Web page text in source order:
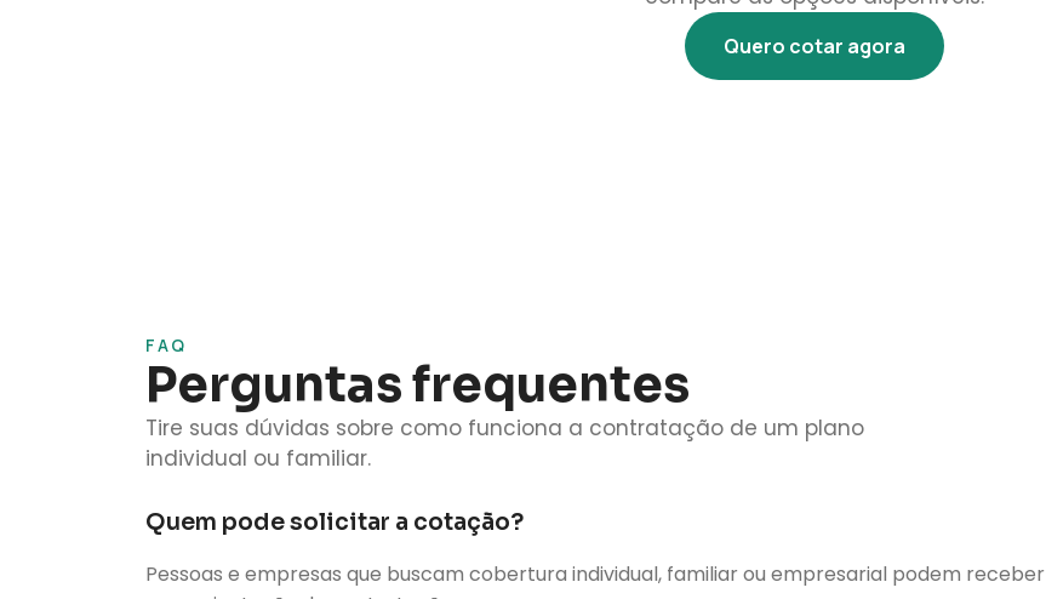
Quero cotar agora
FAQ
Perguntas frequentes
Tire suas dúvidas sobre como funciona a contratação de um plano
individual ou familiar.
Quem pode solicitar a cotação?
Pessoas e empresas que buscam cobertura individual, familiar ou empresarial podem receber